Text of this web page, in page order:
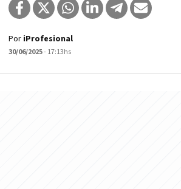
Por iProfesional
30/06/2025- 17:13hs